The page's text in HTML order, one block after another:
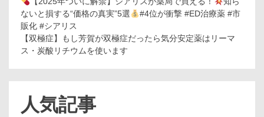
ないと損する“価格の真実”5選
#4位が衝撃 #ED治療薬 #市
販化 #シアリス
【双極症】もし芳賀が双極症だったら気分安定薬はリーマ
ス・炭酸リチウムを使います
人気記事